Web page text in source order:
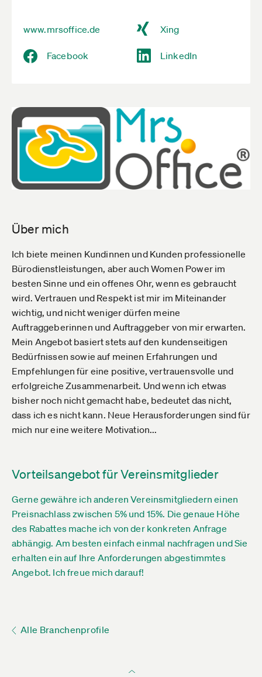
www.mrsoffice.de Xing
Facebook LinkedIn
Über mich
Ich biete meinen Kundinnen und Kunden professionelle
Bürodienstleistungen, aber auch Women Power im
besten Sinne und ein offenes Ohr, wenn es gebraucht
wird. Vertrauen und Respekt ist mir im Miteinander
wichtig, und nicht weniger dürfen meine
Auftraggeberinnen und Auftraggeber von mir erwarten.
Mein Angebot basiert stets auf den kundenseitigen
Bedürfnissen sowie auf meinen Erfahrungen und
Empfehlungen für eine positive, vertrauensvolle und
erfolgreiche Zusammenarbeit. Und wenn ich etwas
bisher noch nicht gemacht habe, bedeutet das nicht,
dass ich es nicht kann. Neue Herausforderungen sind für
mich nur eine weitere Motivation...
Vorteilsangebot für Vereinsmitglieder
Gerne gewähre ich anderen Vereinsmitgliedern einen
Preisnachlass zwischen 5% und 15%. Die genaue Höhe
des Rabattes mache ich von der konkreten Anfrage
abhängig. Am besten einfach einmal nachfragen und Sie
erhalten ein auf Ihre Anforderungen abgestimmtes
Angebot. Ich freue mich darauf!
Alle Branchenprofile